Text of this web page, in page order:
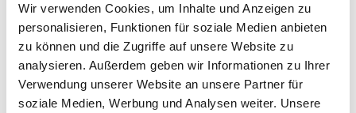
Wir verwenden Cookies, um Inhalte und Anzeigen zu
personalisieren, Funktionen für soziale Medien anbieten
zu können und die Zugriffe auf unsere Website zu
analysieren. Außerdem geben wir Informationen zu Ihrer
Verwendung unserer Website an unsere Partner für
soziale Medien, Werbung und Analysen weiter. Unsere
Montag, 13. Mai 2024, 17:15 - 18:00
Uhr